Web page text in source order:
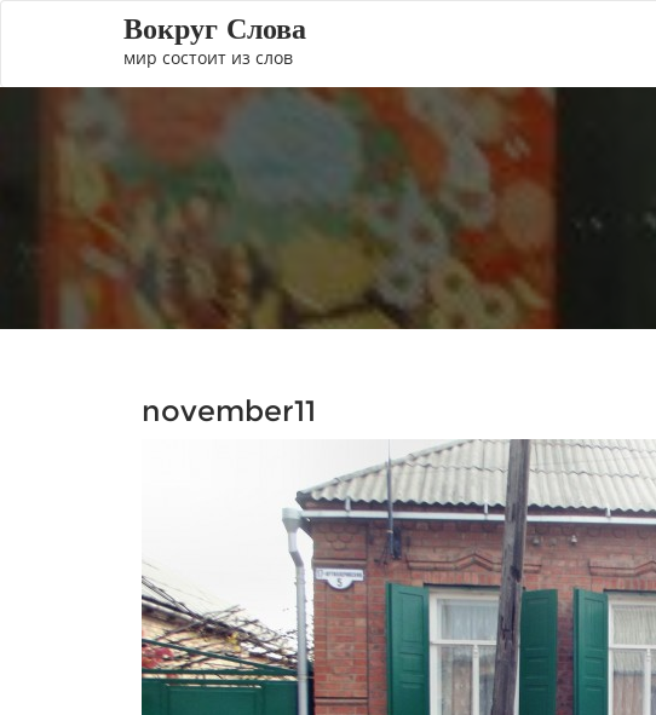
Вокруг Слова
мир состоит из слов
november11